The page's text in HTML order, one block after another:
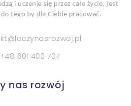
i uczenie się przez całe życie, jest
tego by dla Ciebie pracować.
+48 601 400 707
nas rozwój